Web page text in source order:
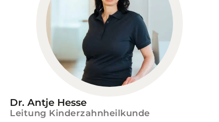
Dr. Antje Hesse
Leitung Kinderzahnheilkunde